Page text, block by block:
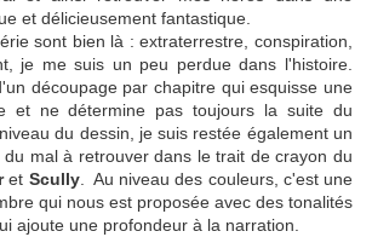
et délicieusement fantastique.
sont bien là : extraterrestre, conspiration,
je me suis un peu perdue dans l'histoire.
découpage par chapitre qui esquisse une
et ne détermine pas toujours la suite du
du dessin, je suis restée également un
mal à retrouver dans le trait de crayon du
et Scully. Au niveau des couleurs, c'est une
qui nous est proposée avec des tonalités
ajoute une profondeur à la narration.